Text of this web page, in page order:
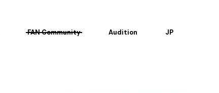
FAN Community Audition JP